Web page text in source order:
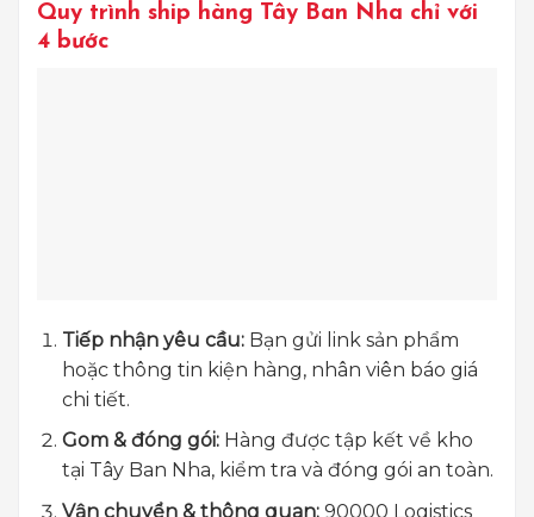
Quy trình ship hàng Tây Ban Nha chỉ với
4 bước
Tiếp nhận yêu cầu:Bạn gửi link sản phẩm
hoặc thông tin kiện hàng, nhân viên báo giá
chi tiết.
Gom & đóng gói:Hàng được tập kết về kho
tại Tây Ban Nha, kiểm tra và đóng gói an toàn.
Vận chuyển & thông quan:90000 Logistics